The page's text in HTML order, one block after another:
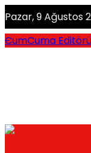
Pazar, 9 Ağustos
CumCuma